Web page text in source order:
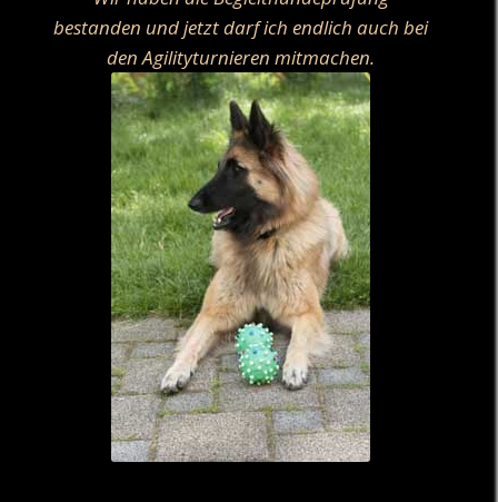
bestanden und jetzt darf ich endlich auch bei
den Agilityturnieren mitmachen.